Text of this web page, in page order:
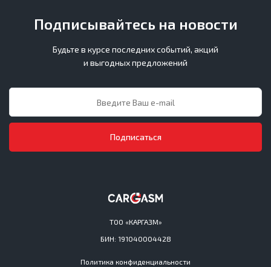
ТОО «КАРГАЗМ»
БИН: 191040004428
Политика конфиденциальности
Подписывайтесь на новости
Будьте в курсе последних событий, акций
и выгодных предложений
Подписаться